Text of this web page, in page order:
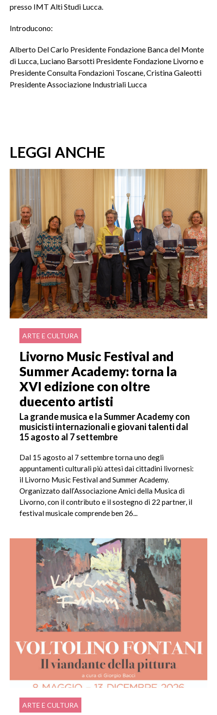
presso IMT Alti Studi Lucca.
Introducono:
Alberto Del Carlo Presidente Fondazione Banca del Monte
di Lucca, Luciano Barsotti Presidente Fondazione Livorno e
Presidente Consulta Fondazioni Toscane, Cristina Galeotti
Presidente Associazione Industriali Lucca
LEGGI ANCHE
ARTE E CULTURA
Livorno Music Festival and
Summer Academy: torna la
XVI edizione con oltre
duecento artisti
La grande musica e la Summer Academy con
musicisti internazionali e giovani talenti dal
15 agosto al 7 settembre
Dal 15 agosto al 7 settembre torna uno degli
appuntamenti culturali più attesi dai cittadini livornesi:
il Livorno Music Festival and Summer Academy.
Organizzato dall’Associazione Amici della Musica di
Livorno, con il contributo e il sostegno di 22 partner, il
festival musicale comprende ben 26...
ARTE E CULTURA